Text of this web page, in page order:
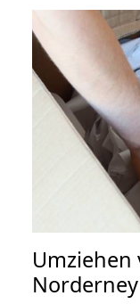
Umziehen
Norderney